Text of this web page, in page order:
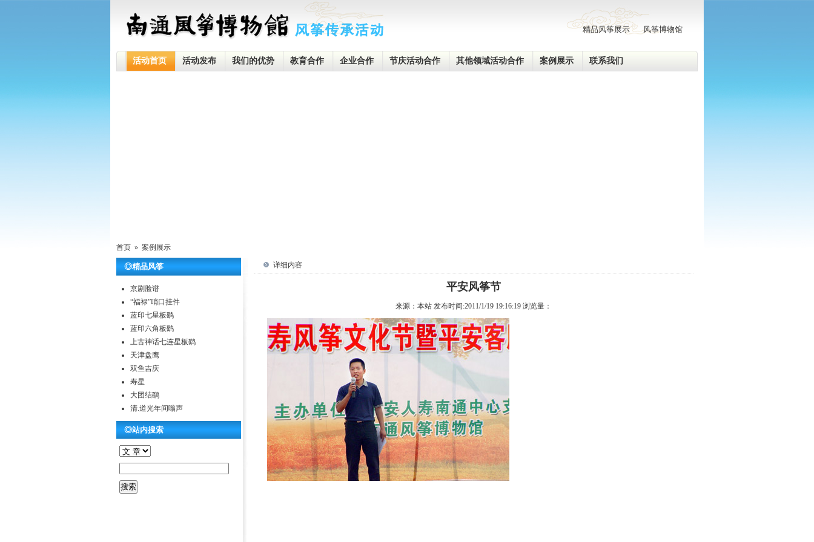
风筝博物馆
精品风筝展示
活动首页 活动发布 我们的优势 教育合作 企业合作 节庆活动合作 其他领域活动合作 案例展示 联系我们
首页 » 案例展示
◎精品风筝
京剧脸谱
“福禄”哨口挂件
蓝印七星板鹞
蓝印六角板鹞
上古神话七连星板鹞
天津盘鹰
双鱼吉庆
寿星
大团结鹞
清.道光年间嗡声
◎站内搜索
详细内容
平安风筝节
来源：本站 发布时间:2011/1/19 19:16:19 浏览量：